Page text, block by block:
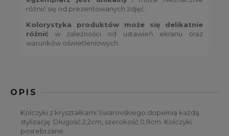
różnić się od prezentowanych zdjęć.
Kolorystyka produktów może się delikatnie
różnić w zależności od ustawień ekranu oraz
warunków oświetleniowych.
OPIS
Kolczyki z kryształkami Swarovskiego dopełnią każdą
stylizację. Długość 2,2cm, szerokość 0,9cm. Kolczyki
posrebrzane.